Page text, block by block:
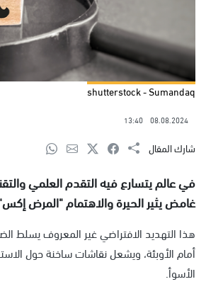
shutterstock - Sumandaq
08.08.2024
13:40
شارك المقال
في عالم يتسارع فيه التقدم العلمي
غامض يثير الحيرة والاهتمام "المرض
هذا التهديد الافتراضي غير المعروف يسلط
أمام الأوبئة، ويشعل نقاشات ساخنة حول
الأسوأ.